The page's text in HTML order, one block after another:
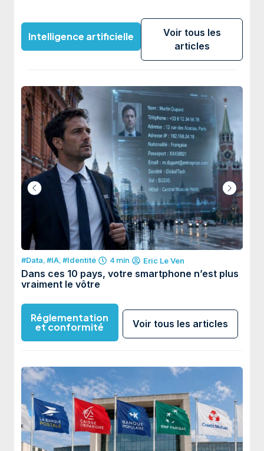
Intelligence artificielle
Voir tous les
articles
#Data,#IA,#Identité 4 min Eric Le Ven
Dans ces 10 pays, votre smartphone n’est plus
vraiment le vôtre
Réglementation
et conformité Voir tous les articles